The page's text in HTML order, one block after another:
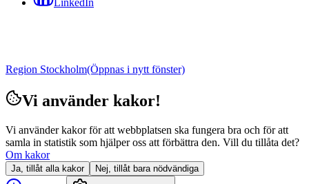
LinkedIn
Region Stockholm(Öppnas i nytt fönster)
Vi använder kakor!
Vi använder kakor för att webbplatsen ska fungera bra och för att
samla in statistik som hjälper oss att förbättra den. Vill du tillåta det?
Om kakor
Ja, tillåt alla kakor Nej, tillåt bara nödvändiga